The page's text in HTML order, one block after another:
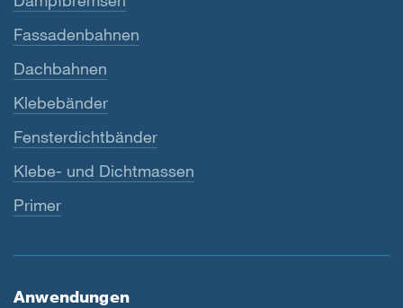
Fassadenbahnen
Dachbahnen
Klebebänder
Fensterdichtbänder
Klebe- und Dichtmassen
Primer
Anwendungen